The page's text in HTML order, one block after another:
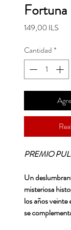
Fortuna
149,00 ILS
Cantidad *
PREMIO
Un
misteriosa
los años veinte
se